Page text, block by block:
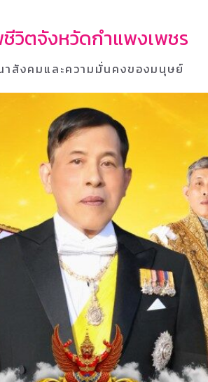
วิตจังหวัดกำแพงเพชร
สังคมและความมั่นคงของมนุษย์